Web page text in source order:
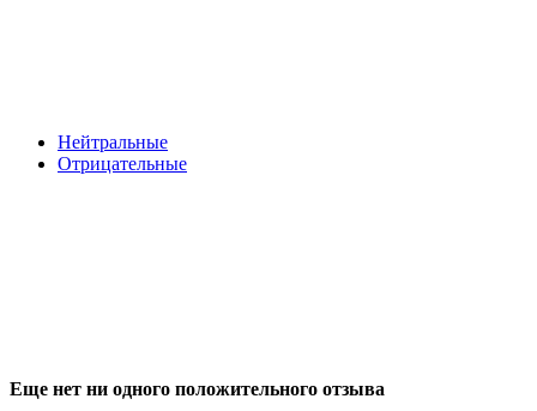
Нейтральные
Отрицательные
Еще нет ни одного положительного отзыва